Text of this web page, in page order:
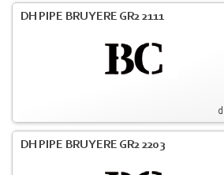
DH PIPE BRUYERE GR2 2111
DH PIPE BRUYERE GR2 2203